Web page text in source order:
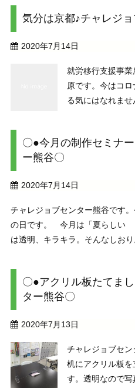
さいました。緊急
気分は京都♪チャレジョ
2020年7月14日
就労移行支援事
原です。今はコ
る気にはなれませ
パークラフトの中
〇●今月の制作セミナ
ー熊谷〇
2020年7月14日
チャレジョブセンター熊谷です
の日です。 今月は「夏らしい
は透明、キラキラ。そんなしお
形、デザインをつくりパウチしま
〇●アクリル板たてま
ター熊谷〇
2020年7月13日
チャレジョブセ
机にアクリル板
す。透明なので写